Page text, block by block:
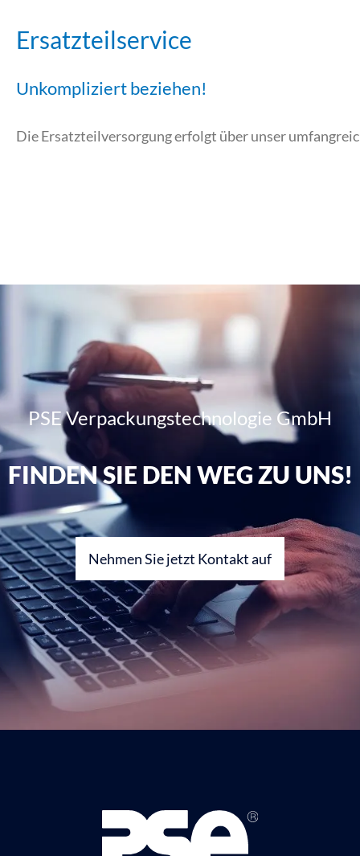
Ersatzteilservice
Unkompliziert beziehen!
Die Ersatzteilversorgung erfolgt über unser
PSE Verpackungstechnologie GmbH
FINDEN SIE DEN WEG ZU UNS!
Nehmen Sie jetzt Kontakt auf